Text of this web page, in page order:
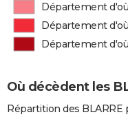
Département
Département
Département
Où décèdent les
Répartition des